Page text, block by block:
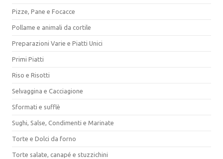
Pizze, Pane e Focacce
Pollame e animali da cortile
Preparazioni Varie e Piatti Unici
Primi Piatti
Riso e Risotti
Selvaggina e Cacciagione
Sformati e sufflè
Sughi, Salse, Condimenti e Marinate
Torte e Dolci da forno
Torte salate, canapé e stuzzichini